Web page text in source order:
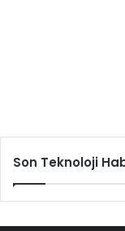
Son Teknoloji